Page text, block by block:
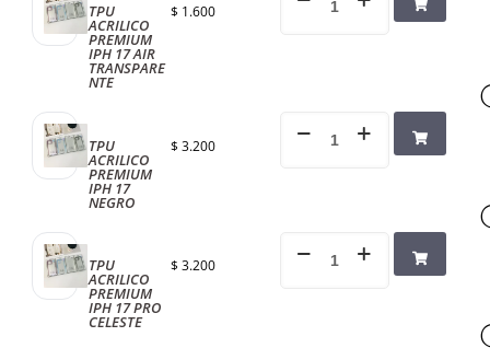
TPU
ACRILICO
PREMIUM
IPH 17 AIR
TRANSPARE
NTE
$ 1.600
TPU
ACRILICO
PREMIUM
IPH 17
NEGRO
$ 3.200
TPU
ACRILICO
PREMIUM
IPH 17 PRO
CELESTE
$ 3.200